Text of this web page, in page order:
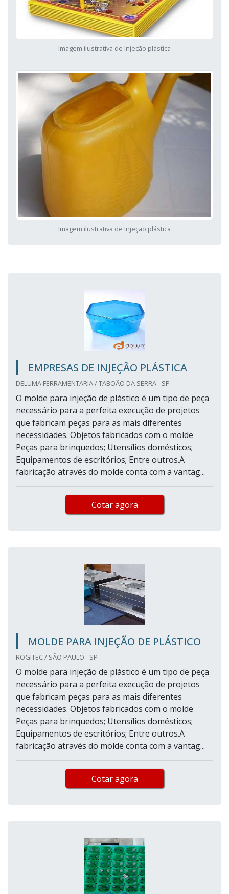
Imagem ilustrativa de Injeção plástica
Imagem ilustrativa de Injeção plástica
EMPRESAS DE INJEÇÃO PLÁSTICA
DELUMA FERRAMENTARIA / TABOÃO DA SERRA - SP
O molde para injeção de plástico é um tipo de peça
necessário para a perfeita execução de projetos
que fabricam peças para as mais diferentes
necessidades. Objetos fabricados com o molde
Peças para brinquedos; Utensílios domésticos;
Equipamentos de escritórios; Entre outros.A
fabricação através do molde conta com a vantag...
Cotar agora
MOLDE PARA INJEÇÃO DE PLÁSTICO
ROGITEC / SÃO PAULO - SP
O molde para injeção de plástico é um tipo de peça
necessário para a perfeita execução de projetos
que fabricam peças para as mais diferentes
necessidades. Objetos fabricados com o molde
Peças para brinquedos; Utensílios domésticos;
Equipamentos de escritórios; Entre outros.A
fabricação através do molde conta com a vantag...
Cotar agora